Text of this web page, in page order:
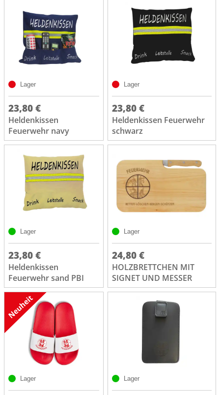
Lager
23,80 €
Heldenkissen
Feuerwehr navy
Lager
23,80 €
Heldenkissen Feuerwehr
schwarz
Lager
23,80 €
Heldenkissen
Feuerwehr sand PBI
Lager
24,80 €
HOLZBRETTCHEN MIT
SIGNET UND MESSER
Lager Lager